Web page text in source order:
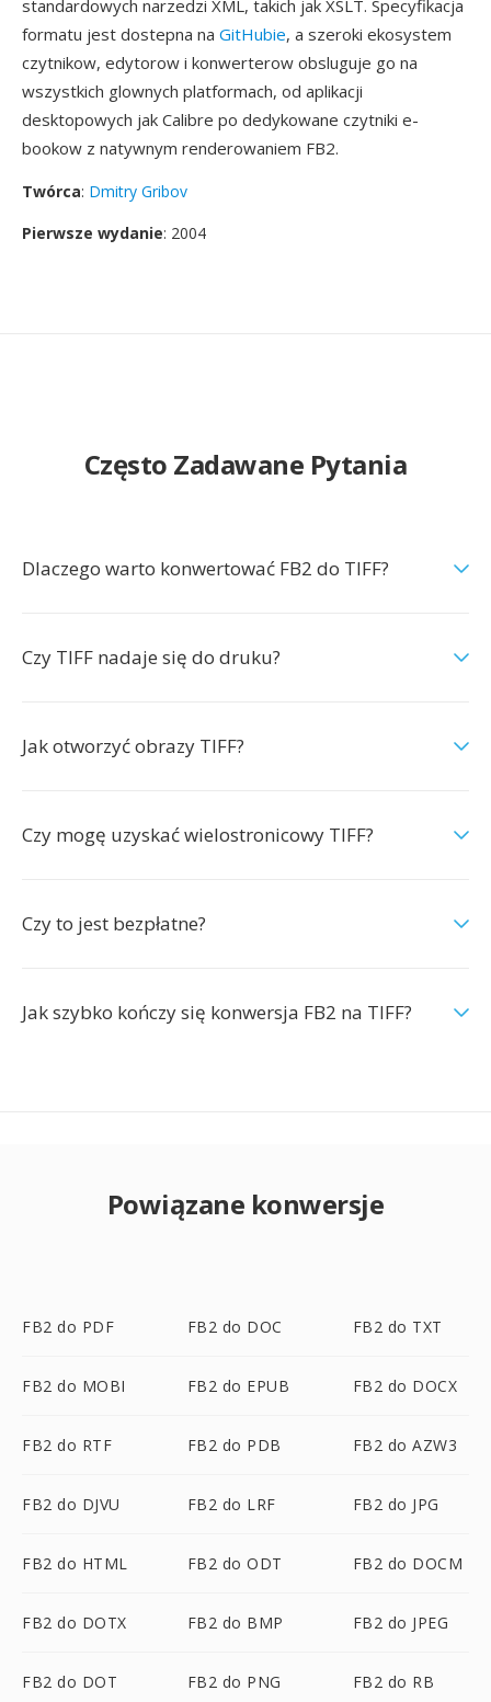
standardowych narzedzi XML, takich jak XSLT. Specyfikacja
formatu jest dostepna na GitHubie, a szeroki ekosystem
czytnikow, edytorow i konwerterow obsluguje go na
wszystkich glownych platformach, od aplikacji
desktopowych jak Calibre po dedykowane czytniki e-
bookow z natywnym renderowaniem FB2.
Twórca: Dmitry Gribov
Pierwsze wydanie: 2004
Często Zadawane Pytania
Dlaczego warto konwertować FB2 do TIFF?
Czy TIFF nadaje się do druku?
Jak otworzyć obrazy TIFF?
Czy mogę uzyskać wielostronicowy TIFF?
Czy to jest bezpłatne?
Jak szybko kończy się konwersja FB2 na TIFF?
Powiązane konwersje
FB2 do PDF FB2 do DOC FB2 do TXT
FB2 do MOBI FB2 do EPUB FB2 do DOCX
FB2 do RTF FB2 do PDB FB2 do AZW3
FB2 do DJVU FB2 do LRF FB2 do JPG
FB2 do HTML FB2 do ODT FB2 do DOCM
FB2 do DOTX FB2 do BMP FB2 do JPEG
FB2 do DOT FB2 do PNG FB2 do RB